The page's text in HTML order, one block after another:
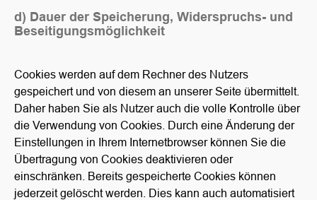
d) Dauer der Speicherung, Widerspruchs- und
Beseitigungsmöglichkeit
Cookies werden auf dem Rechner des Nutzers
gespeichert und von diesem an unserer Seite übermittelt.
Daher haben Sie als Nutzer auch die volle Kontrolle über
die Verwendung von Cookies. Durch eine Änderung der
Einstellungen in Ihrem Internetbrowser können Sie die
Übertragung von Cookies deaktivieren oder
einschränken. Bereits gespeicherte Cookies können
jederzeit gelöscht werden. Dies kann auch automatisiert